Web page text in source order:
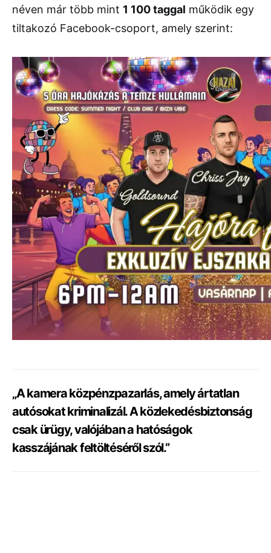
néven már több mint 1 100 taggal működik egy
tiltakozó Facebook-csoport, amely szerint:
„A kamera közpénzpazarlás, amely ártatlan
autósokat kriminalizál. A közlekedésbiztonság
csak ürügy, valójában a hatóságok
kasszájának feltöltéséről szól.”